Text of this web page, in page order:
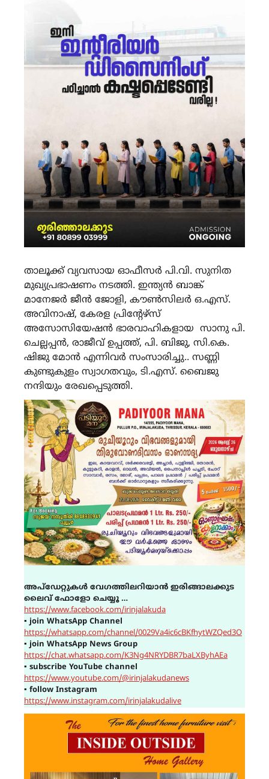
താലൂക്ക് വ്യവസായ ഓഫീസർ പി.വി. സുനിത
മുഖ്യപ്രഭാഷണം നടത്തി. ഇന്ത്യൻ ബാങ്ക്
മാനേജർ ജീൻ ജോളി, കൗൺസിലർ ഒ.എസ്.
അവിനാഷ്, കേരള പ്രിന്റേഴ്സ്
അസോസിയേഷൻ ഭാരവാഹികളായ സാനു പി.
ചെല്ലപ്പൻ, രാജീവ് ഉപ്പത്ത്, പി. ബിജു, സി.കെ.
ഷിജു മോൻ എന്നിവർ സംസാരിച്ചു.. സണ്ണി
കുണ്ടുകുളം സ്വാഗതവും, ടി.എസ്. ബൈജു
നന്ദിയും രേഖപ്പെടുത്തി.
അപ്ഡേറ്റുകൾ വേഗത്തിലറിയാൻ ഇരിങ്ങാലക്കുട
ലൈവ് ഫോളോ ചെയ്യൂ …
https://www.facebook.com/irinjalakuda
▪ join WhatsApp Channel
https://whatsapp.com/channel/0029Va4ic6cBKfhytWZQed3O
▪ join WhatsApp News Group
https://chat.whatsapp.com/K3Ng4NRYDBR7baLXByhAEa
▪ subscribe YouTube channel
https://www.youtube.com/@irinjalakudanews
▪ follow Instagram
https://www.instagram.com/irinjalakudalive